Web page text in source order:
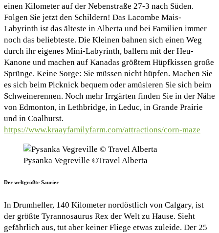
einen Kilometer auf der Nebenstraße 27-3 nach Süden.
Folgen Sie jetzt den Schildern! Das Lacombe Mais-
Labyrinth ist das älteste in Alberta und bei Familien immer
noch das beliebteste. Die Kleinen bahnen sich einen Weg
durch ihr eigenes Mini-Labyrinth, ballern mit der Heu-
Kanone und machen auf Kanadas größtem Hüpfkissen große
Sprünge. Keine Sorge: Sie müssen nicht hüpfen. Machen Sie
es sich beim Picknick bequem oder amüsieren Sie sich beim
Schweinerennen. Noch mehr Irrgärten finden Sie in der Nähe
von Edmonton, in Lethbridge, in Leduc, in Grande Prairie
und in Coalhurst.
https://www.kraayfamilyfarm.com/attractions/corn-maze
Pysanka Vegreville ©Travel Alberta
Der weltgrößte Saurier
In Drumheller, 140 Kilometer nordöstlich von Calgary, ist
der größte Tyrannosaurus Rex der Welt zu Hause. Sieht
gefährlich aus, tut aber keiner Fliege etwas zuleide. Der 25